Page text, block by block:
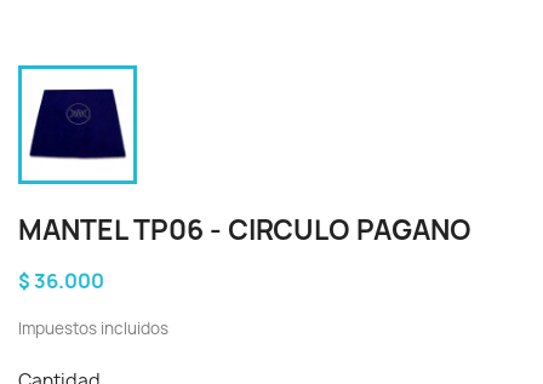
MANTEL TP06 - CIRCULO PAGANO
$ 36.000
Impuestos incluidos